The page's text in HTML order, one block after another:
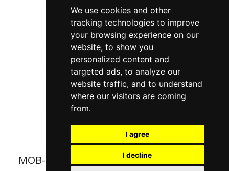
MOB-1124
We use cookies and other
tracking technologies to improve
your browsing experience on our
website, to show you
personalized content and
targeted ads, to analyze our
website traffic, and to understand
where our visitors are coming
from.
I agree
I decline